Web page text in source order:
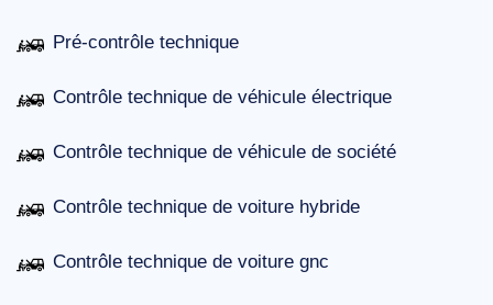
Pré-contrôle technique
Contrôle technique de véhicule électrique
Contrôle technique de véhicule de société
Contrôle technique de voiture hybride
Contrôle technique de voiture gnc